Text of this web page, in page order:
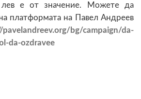
лев е от значение. Можете да
платформата на Павел Андреев
pavelandreev.org/bg/campaign/da-
da-ozdravee